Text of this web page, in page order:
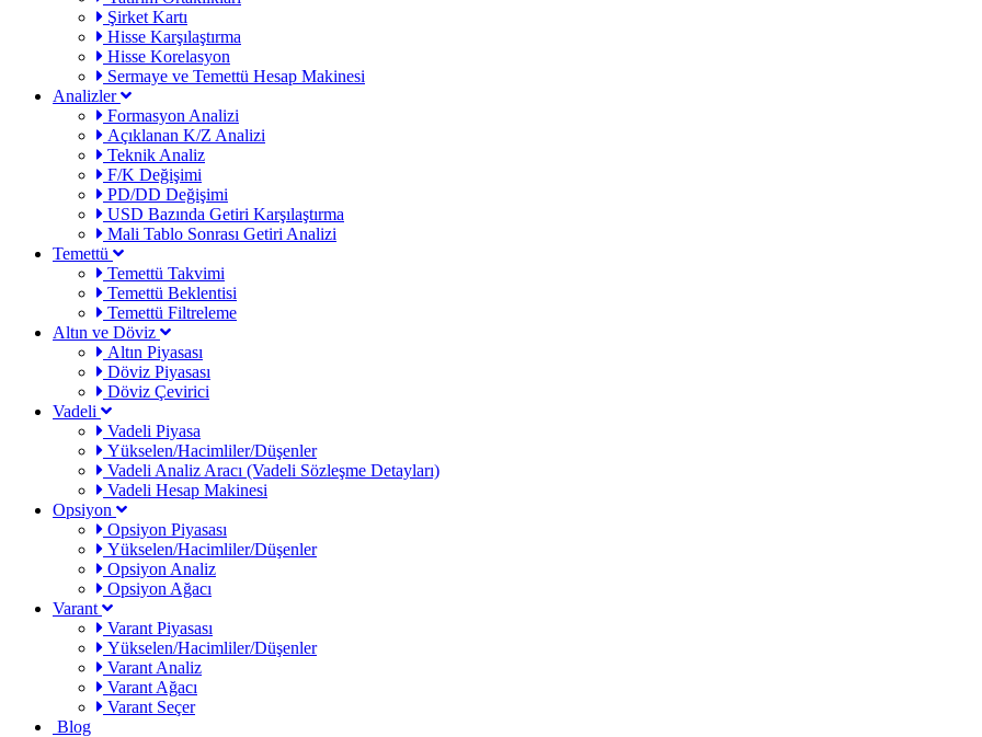
Şirket Kartı
Hisse Karşılaştırma
Hisse Korelasyon
Sermaye ve Temettü Hesap Makinesi
Analizler
Formasyon Analizi
Açıklanan K/Z Analizi
Teknik Analiz
F/K Değişimi
PD/DD Değişimi
USD Bazında Getiri Karşılaştırma
Mali Tablo Sonrası Getiri Analizi
Temettü
Temettü Takvimi
Temettü Beklentisi
Temettü Filtreleme
Altın ve Döviz
Altın Piyasası
Döviz Piyasası
Döviz Çevirici
Vadeli
Vadeli Piyasa
Yükselen/Hacimliler/Düşenler
Vadeli Analiz Aracı (Vadeli Sözleşme Detayları)
Vadeli Hesap Makinesi
Opsiyon
Opsiyon Piyasası
Yükselen/Hacimliler/Düşenler
Opsiyon Analiz
Opsiyon Ağacı
Varant
Varant Piyasası
Yükselen/Hacimliler/Düşenler
Varant Analiz
Varant Ağacı
Varant Seçer
Blog